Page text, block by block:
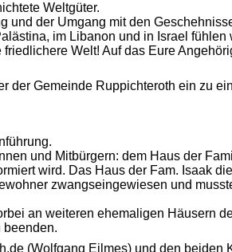
Weltgüter.
der Umgang mit den
im Libanon und in Israel
Welt! Auf das Eure
der Gemeinde Ruppichteroth ein zu
und Mitbürgern: dem Haus der
wird. Das Haus der Fam. Isaak
zwangseingewiesen und
an weiteren ehemaligen Häusern
beenden.
(Wolfgang Eilmes) und den beiden